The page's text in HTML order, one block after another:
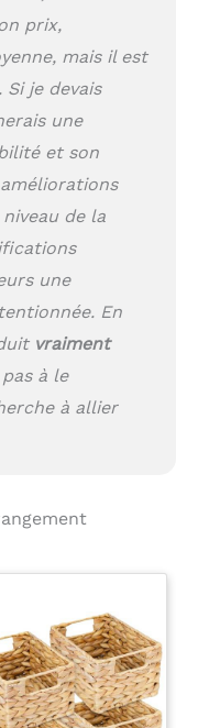
prix,
mais il est
je devais
une
et son
de la
une
En
vraiment
à le
à allier